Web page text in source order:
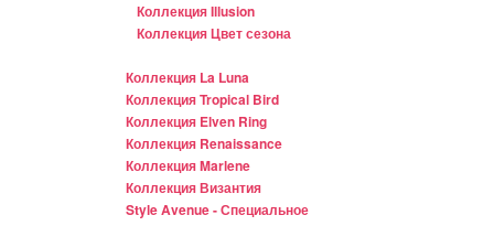
Коллекция Illusion
Коллекция Цвет сезона
Коллекция La Luna
Коллекция Tropical Bird
Коллекция Elven Ring
Коллекция Renaissance
Коллекция Marlene
Коллекция Византия
Style Avenue - Специальное